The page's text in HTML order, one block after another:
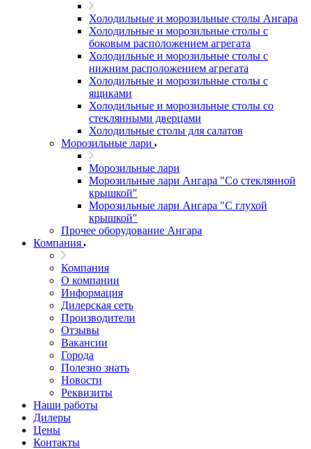
Холодильные и морозильные столы Ангара
Холодильные и морозильные столы с
боковым расположением агрегата
Холодильные и морозильные столы с
нижним расположением агрегата
Холодильные и морозильные столы с
ящиками
Холодильные и морозильные столы со
стеклянными дверцами
Холодильные столы для салатов
Морозильные лари
Морозильные лари
Морозильные лари Ангара "Со стеклянной
крышкой"
Морозильные лари Ангара "С глухой
крышкой"
Прочее оборудование Ангара
Компания
Компания
О компании
Информация
Дилерская сеть
Производители
Отзывы
Вакансии
Города
Полезно знать
Новости
Реквизиты
Наши работы
Дилеры
Цены
Контакты